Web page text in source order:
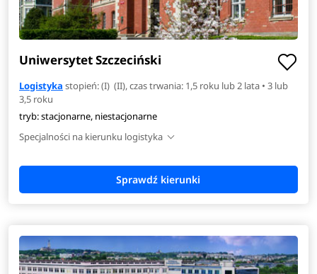
Uniwersytet Szczeciński
Logistyka stopień: (I) (II), czas trwania: 1,5 roku lub 2 lata • 3 lub
3,5 roku
tryb: stacjonarne, niestacjonarne
Specjalności na kierunku logistyka